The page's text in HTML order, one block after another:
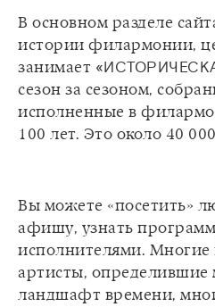
В основном разделе
истории филармонии,
занимает
сезон за сезоном,
исполненные в
Вы можете «посетить»
афишу, узнать
исполнителями. Многие
артисты, определившие
ландшафт времени,